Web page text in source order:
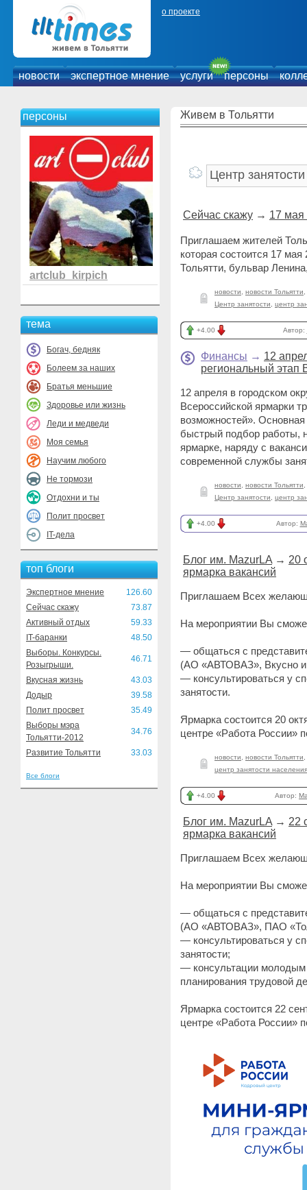
о проекте
новости экспертное мнение услуги персоны
персоны
artclub_kirpich
тема
Богач, бедняк
Болеем за наших
Братья меньшие
Здоровье или жизнь
Леди и медведи
Моя семья
Научим любого
Не тормози
Отдохни и ты
Полит просвет
IT-дела
топ блоги
Экспертное мнение
126.60
Сейчас скажу
73.87
Активный отдых
59.33
IT-баранки
48.50
Выборы. Конкурсы.
Розыгрыши.
46.71
Вкусная жизнь
43.03
Додыр
39.58
Полит просвет
35.49
Выборы мэра
Тольятти-2012
34.76
Развитие Тольятти 33.03
Все блоги
Живем в Тольятти
Сейчас скажу → 17 мая
Приглашаем жителей
которая состоится 17 мая
Тольятти, бульвар
новости новости Тольятти
Центр занятости
центр
+4.00 Автор:
Финансы → 12
региональный этап
12 апреля в городском
Всероссийской ярмарки
возможностей».
быстрый подбор работы,
ярмарке, наряду с
современной службы
новости новости Тольятти
Центр занятости
центр
+4.00 Автор:
Блог им. MazurLA → 20
ярмарка вакансий
Приглашаем Всех
На мероприятии Вы
— общаться с
(АО «АВТОВАЗ», Вкусно
— консультироваться у
занятости.
Ярмарка состоится 20
центре «Работа России»
новости новости Тольятти
центр занятости населения
+4.00 Автор:
Блог им. MazurLA → 22
ярмарка вакансий
Приглашаем Всех
На мероприятии Вы
— общаться с
(АО «АВТОВАЗ», ПАО
— консультироваться у
занятости;
— консультации молодым
планирования трудовой
Ярмарка состоится 22
центре «Работа России»